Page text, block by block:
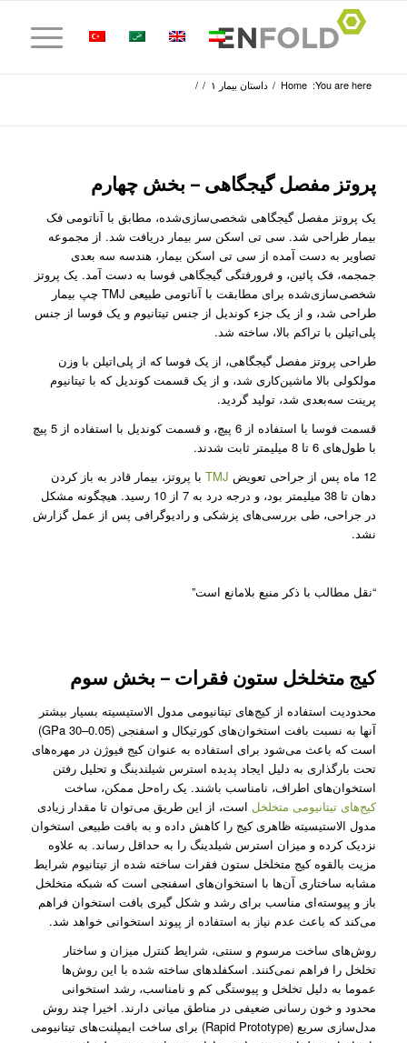
You are here:
Home
/ داستان بیمار ۱ /
/
پروتز مفصل گیجگاهی – بخش چهارم
یک پروتز مفصل گیجگاهی شخصی‌سازی‌شده، مطابق با آناتومی فک
بیمار طراحی شد. سی تی اسکن سر بیمار دریافت شد. از مجموعه
تصاویر به دست آمده از سی تی اسکن بیمار، هندسه سه بعدی
جمجمه، فک پائین، و فرورفتگی گیجگاهی فوسا به دست آمد. یک پروتز
شخصی‌سازی‌شده برای مطابقت با آناتومی طبیعی TMJ چپ بیمار
طراحی شد، و از یک جزء کوندیل از جنس تیتانیوم و یک فوسا از جنس
پلی‌اتیلن با تراکم بالا، ساخته شد.
طراحی پروتز مفصل گیجگاهی، از یک فوسا که از پلی‌اتیلن با وزن
مولکولی بالا ماشین‌کاری شد، و از یک قسمت کوندیل که با تیتانیوم
پرینت سه‌بعدی شد، تولید گردید.
قسمت فوسا با استفاده از 6 پیچ، و قسمت کوندیل با استفاده از 5 پیچ
با طول‌های 6 تا 8 میلیمتر ثابت شدند.
12 ماه پس از جراحی تعویض
TMJبا پروتز، بیمار قادر به باز کردن
دهان تا 38 میلیمتر بود، و درجه درد به 7 از 10 رسید. هیچگونه مشکل
در جراحی، طی بررسی‌های پزشکی و رادیوگرافی پس از عمل گزارش
نشد.
“نقل مطالب با ذکر منبع بلامانع است”
کیج متخلخل ستون فقرات – بخش سوم
محدودیت استفاده از کیج‌های تیتانیومی مدول الاستیسیته بسیار بیشتر
آنها به نسبت بافت استخوان‌های کورتیکال و اسفنجی (0.05–30 GPa)
است که باعث می‌شود برای استفاده به عنوان کیج فیوژن در مهره‌های
تحت بارگذاری به دلیل ایجاد پدیده استرس شیلندینگ و تحلیل رفتن
استخوان‌های اطراف، نا‌مناسب باشند. یک راه‌حل ممکن، ساخت
کیج‌های تیتانیومی متخلخل است، از این طریق می‌توان تا مقدار زیادی
مدول الاستیسیته ظاهری کیج‌ را کاهش داده و به بافت طبیعی استخوان
نزدیک کرده و میزان استرس شیلدینگ را به حداقل رساند. به علاوه
مزیت بالقوه کیج متخلخل ستون فقرات ساخته شده از تیتانیوم شرایط
مشابه ساختاری آن‌ها با استخوان‌های اسفنجی است که شبکه متخلخل
باز و پیوسته‌ای مناسب برای رشد و شکل گیری بافت استخوان فراهم
می‌کند که باعث عدم نیاز به استفاده از پیوند استخوانی خواهد شد.
روش‌های ساخت مرسوم و سنتی، شرایط کنترل میزان و ساختار
تخلخل را فراهم نمی‌کنند. اسکفلد‌های ساخته شده با این روش‌ها
عموما به دلیل تخلخل و پیوستگی کم و نامناسب، رشد استخوانی
محدود و خون رسانی ضعیفی در مناطق میانی دارند. اخیرا چند روش
مدل‌سازی سریع (Rapid Prototype) برای ساخت ایمپلنت‌های تیتانیومی